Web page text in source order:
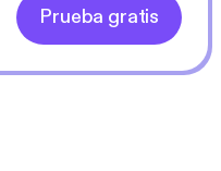
Prueba gratis